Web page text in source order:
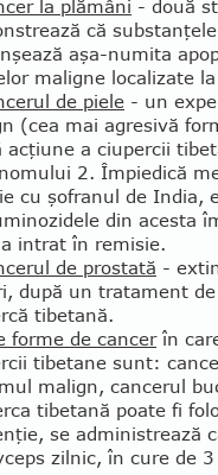
la plămâni - două
că
aşa-numita
maligne localizate
de piele - un
(cea mai agresivă
acţiune a ciupercii
2. Împiedică
cu şofranul de India,
din acesta
intrat în remisie.
de prostată -
după un tratament
tibetană.
forme de cancerîn
tibetane sunt:
malign, cancerul
tibetană poate fi
se adminis­trează
zilnic, în cure de